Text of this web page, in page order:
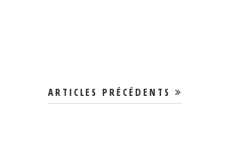
ARTICLES PRÉCÉDENTS